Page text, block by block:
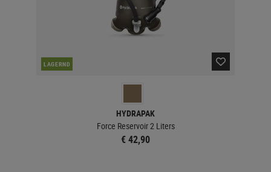
LAGERND
HYDRAPAK
Force Reservoir 2 Liters
€ 42,90